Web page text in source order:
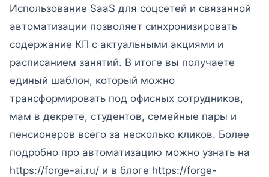
Использование SaaS для соцсетей и связанной
автоматизации позволяет синхронизировать
содержание КП с актуальными акциями и
расписанием занятий. В итоге вы получаете
единый шаблон, который можно
трансформировать под офисных сотрудников,
мам в декрете, студентов, семейные пары и
пенсионеров всего за несколько кликов. Более
подробно про автоматизацию можно узнать на
https://forge-ai.ru/ и в блоге https://forge-